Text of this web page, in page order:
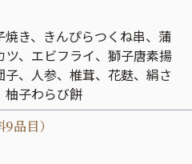
き、きんぴらつくね串、蒲
、エビフライ、獅子唐素揚
、人参、椎茸、花麩、絹さ
柚子わらび餅
品目）